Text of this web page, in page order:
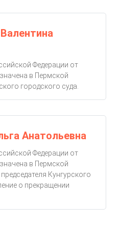
Федерации от
в Пермской
городского суда.
Анатольевна
Федерации от
в Пермской
Кунгурского
о прекращении